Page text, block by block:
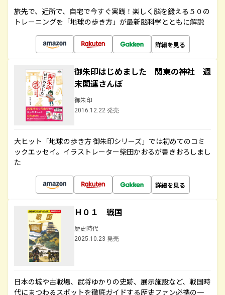
旅先で、近所で、自宅で今すぐ実践！楽しく脳を鍛える５０の
トレーニングを「地球の歩き方」が最新脳科学とともに解説
詳細を見る
御朱印はじめました 関東の神社 週
末開運さんぽ
御朱印
2016.12.22 発売
大ヒット「地球の歩き方 御朱印シリーズ」では初めてのコミ
ックエッセイ。イラストレーター柴田かおるが書きおろしまし
た
詳細を見る
Ｈ０１ 戦国
歴史時代
2025.10.23 発売
日本の城や古戦場、武将ゆかりの史跡、展示施設など、戦国時
代にまつわるスポットを徹底ガイドする歴史ファン必携の一